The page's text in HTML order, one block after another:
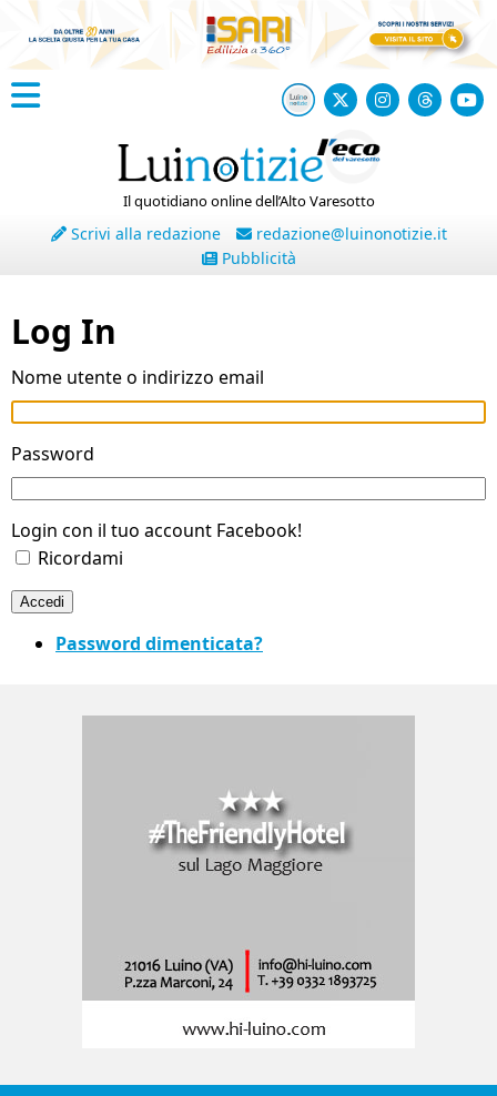
Il quotidiano online dell’Alto Varesotto
Scrivi alla redazione
redazione@luinonotizie.it
Pubblicità
Log In
Nome utente o indirizzo email
Password
Login con il tuo account Facebook!
Ricordami
Accedi
Password dimenticata?